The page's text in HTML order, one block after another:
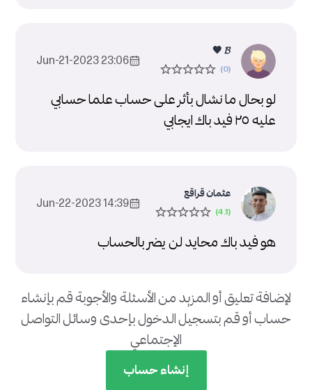
𝓑 🖤
23:06 2023-Jun-21
لو بحال ما نشال بأثر على حساب علما حسابي
عليه ٢٥ فيد باك ايجابي
عثمان قراقع
14:39 2023-Jun-22
هو فيد باك محايد لن يضر بالحساب
لإضافة تعليق أو المزيد من الأسئلة والأجوبة قم بإنشاء
حساب أو قم بتسجيل الدخول بإحدى وسائل التواصل
الإجتماعي
إنشاء حساب